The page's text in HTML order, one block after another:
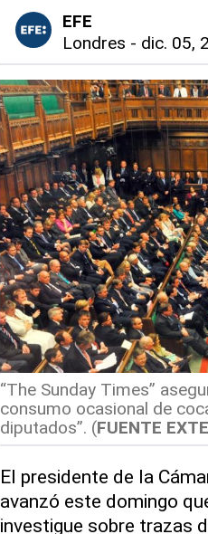
EFE
Londres - dic. 05,
“The Sunday Times”
consumo ocasional de
diputados”. (FUENTE
El presidente de la
avanzó este domingo
investigue sobre trazas